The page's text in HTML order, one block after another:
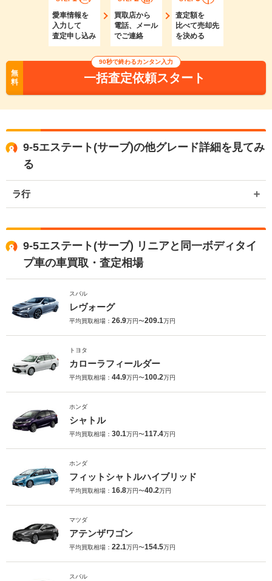
愛車情報を
入力して
査定申し込み
買取店から
電話、メール
でご連絡
査定額を
比べて売却先
を決める
無
料
90秒で終わるカンタン入力
一括査定依頼スタート
9-5エステート(サーブ)の他グレード詳細を見てみ
る
ラ行
9-5エステート(サーブ) リニアと同一ボディタイ
プ車の車買取・査定相場
スバル
レヴォーグ
平均買取相場： 26.9万円〜209.1万円
トヨタ
カローラフィールダー
平均買取相場： 44.9万円〜100.2万円
ホンダ
シャトル
平均買取相場： 30.1万円〜117.4万円
ホンダ
フィットシャトルハイブリッド
平均買取相場： 16.8万円〜40.2万円
マツダ
アテンザワゴン
平均買取相場： 22.1万円〜154.5万円
スバル